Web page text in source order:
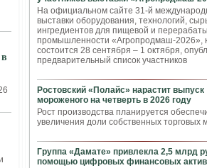
На официальном сайте 31-й
выставки оборудования, технологий,
ингредиентов для пищевой и
промышленности «Агропродмаш-2026»,
состоится 28 сентября – 1 октября,
предварительный список участников
Ростовский «Полайс» нарастит выпуск
мороженого на четверть в 2026 году
Рост производства планируется
увеличения доли собственных торговых
Группа «Дамате» привлекла 2,5 млрд
помощью цифровых финансовых